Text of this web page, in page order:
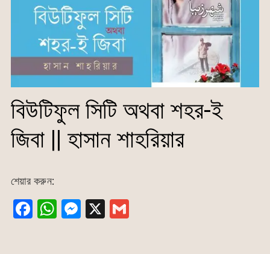
বিউটিফুল সিটি অথবা শহর-ই
জিবা || হাসান শাহরিয়ার
শেয়ার করুন:
F W M X G